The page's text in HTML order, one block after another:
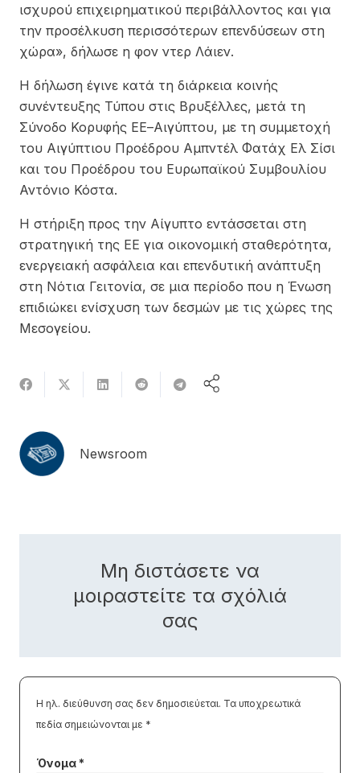
ισχυρού επιχειρηματικού περιβάλλοντος και για
την προσέλκυση περισσότερων επενδύσεων στη
χώρα», δήλωσε η φον ντερ Λάιεν.
Η δήλωση έγινε κατά τη διάρκεια κοινής
συνέντευξης Τύπου στις Βρυξέλλες, μετά τη
Σύνοδο Κορυφής ΕΕ–Αιγύπτου, με τη συμμετοχή
του Αιγύπτιου Προέδρου Αμπντέλ Φατάχ Ελ Σίσι
και του Προέδρου του Ευρωπαϊκού Συμβουλίου
Αντόνιο Κόστα.
Η στήριξη προς την Αίγυπτο εντάσσεται στη
στρατηγική της ΕΕ για οικονομική σταθερότητα,
ενεργειακή ασφάλεια και επενδυτική ανάπτυξη
στη Νότια Γειτονία, σε μια περίοδο που η Ένωση
επιδιώκει ενίσχυση των δεσμών με τις χώρες της
Μεσογείου.
Newsroom
Μη διστάσετε να
μοιραστείτε τα σχόλιά
σας
Η ηλ. διεύθυνση σας δεν δημοσιεύεται. Τα υποχρεωτικά
πεδία σημειώνονται με *